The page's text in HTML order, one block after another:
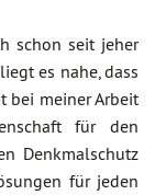
schon seit jeher
es nahe, dass
bei meiner Arbeit
für den
Denkmalschutz
für jeden